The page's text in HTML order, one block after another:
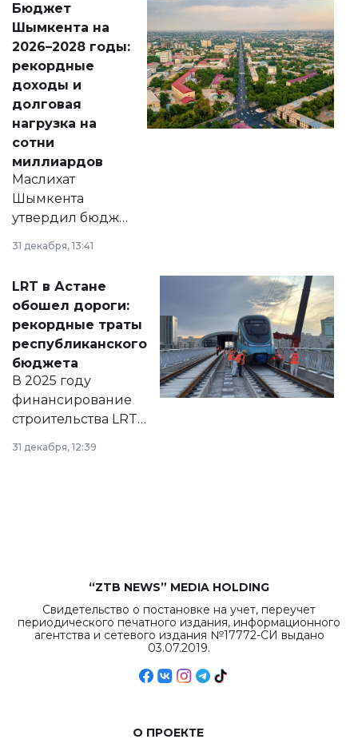
народу
Венесуэлы.
Бюджет
Шымкента на
2026–2028 годы:
рекордные
доходы и
долговая
нагрузка на
сотни
миллиардов
Маслихат
Шымкента
утвердил бюджет
города на 2026–
2028 годы.
документ
появился в базе
нормативных
правовых актов и
на сайте маслихат
города.
31 декабря, 13:41
LRT в Астане
обошел дороги:
рекордные траты
республиканского
бюджета
В 2025 году
финансирование
строительства LRT
в Астане из
республиканского
31 декабря, 12:39
“ZTB NEWS” MEDIA HOLDING
Свидетельство о постановке на учет, переучет
периодического печатного издания, информационного
агентства и сетевого издания №17772-СИ выдано
03.07.2019.
О ПРОЕКТЕ